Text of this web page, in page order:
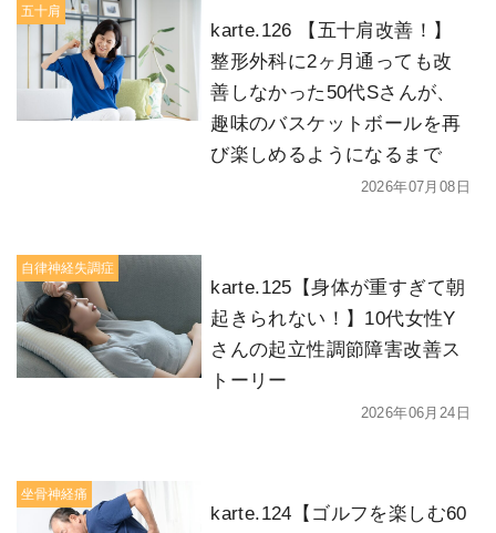
五十肩
karte.126 【五十肩改善！】
整形外科に2ヶ月通っても改
善しなかった50代Sさんが、
趣味のバスケットボールを再
び楽しめるようになるまで
2026年07月08日
自律神経失調症
karte.125【身体が重すぎて朝
起きられない！】10代女性Y
さんの起立性調節障害改善ス
トーリー
2026年06月24日
坐骨神経痛
karte.124【ゴルフを楽しむ60